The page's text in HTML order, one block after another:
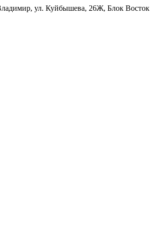
ул. ​Куйбышева, 26Ж, Блок Восток